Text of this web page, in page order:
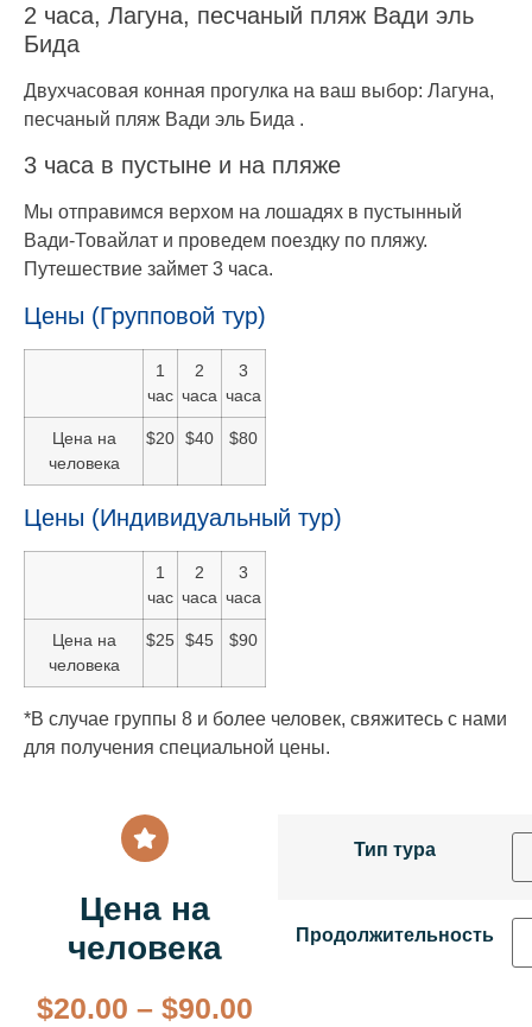
2 часа, Лагуна, песчаный пляж Вади эль
Бида
Двухчасовая конная прогулка на ваш выбор: Лагуна,
песчаный пляж Вади эль Бида .
3 часа в пустыне и на пляже
Мы отправимся верхом на лошадях в пустынный
Вади-Товайлат и проведем поездку по пляжу.
Путешествие займет 3 часа.
Цены (Групповой тур)
1
час
2
часа
3
часа
Цена на
человека
$20 $40 $80
Цены (Индивидуальный тур)
1
час
2
часа
3
часа
Цена на
человека
$25 $45 $90
*В случае группы 8 и более человек, свяжитесь с нами
для получения специальной цены.
Цена на
человека
$20.00 – $90.00
Тип тура
Продолжительность